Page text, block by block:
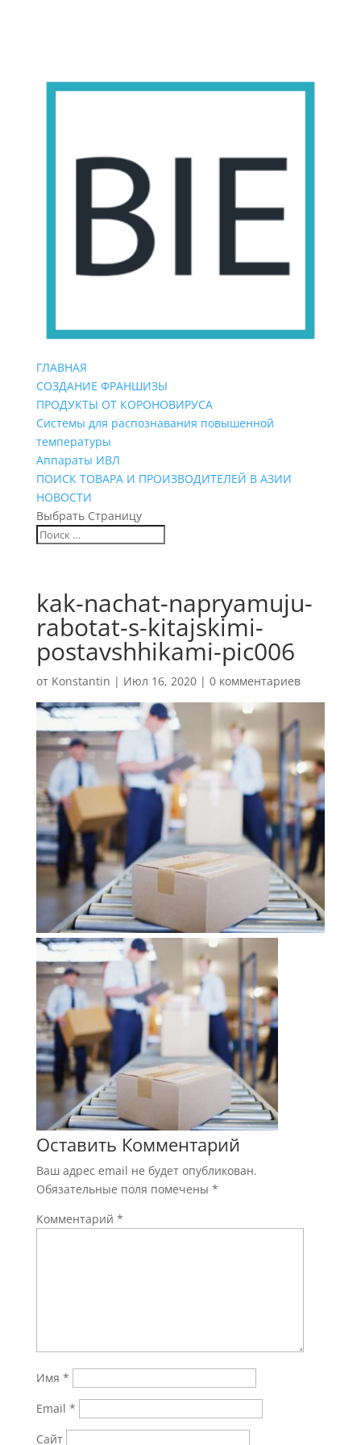
ГЛАВНАЯ
СОЗДАНИЕ ФРАНШИЗЫ
ПРОДУКТЫ ОТ КОРОНОВИРУСА
Системы для распознавания повышенной
температуры
Аппараты ИВЛ
ПОИСК ТОВАРА И ПРОИЗВОДИТЕЛЕЙ В АЗИИ
НОВОСТИ
Выбрать Страницу
kak-nachat-napryamuju-
rabotat-s-kitajskimi-
postavshhikami-pic006
от Konstantin | Июл 16, 2020| 0 комментариев
Оставить Комментарий
Ваш адрес email не будет опубликован.
Обязательные поля помечены *
Комментарий *
Имя *
Email *
Сайт